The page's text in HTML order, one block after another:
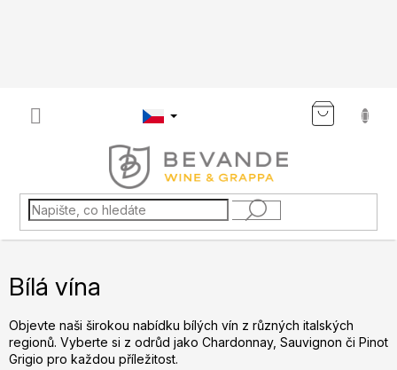
Bílá vína
Objevte naši širokou nabídku bílých vín z různých italských
regionů. Vyberte si z odrůd jako Chardonnay, Sauvignon či Pinot
Grigio pro každou příležitost.